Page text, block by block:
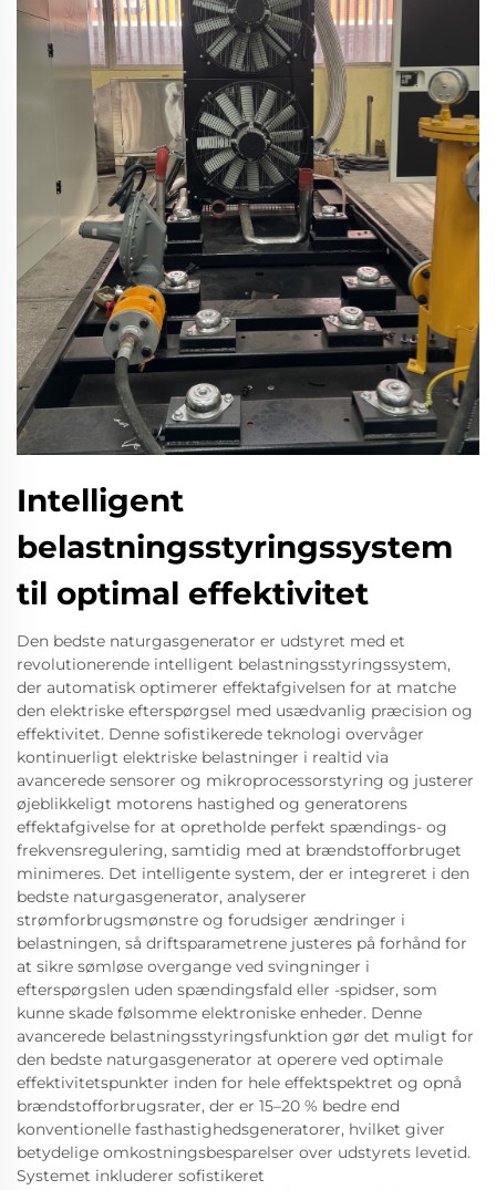
Intelligent
belastningsstyringssystem
til optimal effektivitet
Den bedste naturgasgenerator er udstyret med et
revolutionerende intelligent belastningsstyringssystem,
der automatisk optimerer effektafgivelsen for at matche
den elektriske efterspørgsel med usædvanlig præcision og
effektivitet. Denne sofistikerede teknologi overvåger
kontinuerligt elektriske belastninger i realtid via
avancerede sensorer og mikroprocessorstyring og justerer
øjeblikkeligt motorens hastighed og generatorens
effektafgivelse for at opretholde perfekt spændings- og
frekvensregulering, samtidig med at brændstofforbruget
minimeres. Det intelligente system, der er integreret i den
bedste naturgasgenerator, analyserer
strømforbrugsmønstre og forudsiger ændringer i
belastningen, så driftsparametrene justeres på forhånd for
at sikre sømløse overgange ved svingninger i
efterspørgslen uden spændingsfald eller -spidser, som
kunne skade følsomme elektroniske enheder. Denne
avancerede belastningsstyringsfunktion gør det muligt for
den bedste naturgasgenerator at operere ved optimale
effektivitetspunkter inden for hele effektspektret og opnå
brændstofforbrugsrater, der er 15–20 % bedre end
konventionelle fasthastighedsgeneratorer, hvilket giver
betydelige omkostningsbesparelser over udstyrets levetid.
Systemet inkluderer sofistikeret